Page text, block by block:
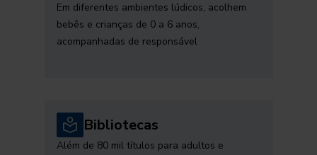
Em diferentes ambientes lúdicos, acolhem
bebês e crianças de 0 a 6 anos,
acompanhadas de responsável
Bibliotecas
Além de 80 mil títulos para adultos e